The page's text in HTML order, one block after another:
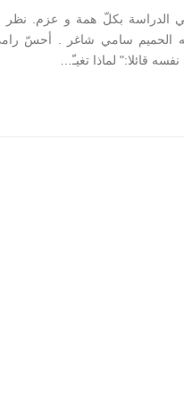
الدراسة بكلّ همة و عزم. نظر
الحميم سامي شاغر . أحسّ
قائلا:" لماذا تغيـّ…